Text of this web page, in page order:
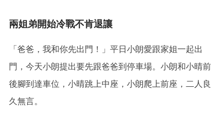
兩姐弟開始冷戰不肯退讓
「爸爸，我和你先出門！」平日小朗愛跟家姐一起出
門，今天小朗提出要先跟爸爸到停車場。小朗和小晴前
後腳到達車位，小晴跳上中座，小朗爬上前座，二人良
久無言。